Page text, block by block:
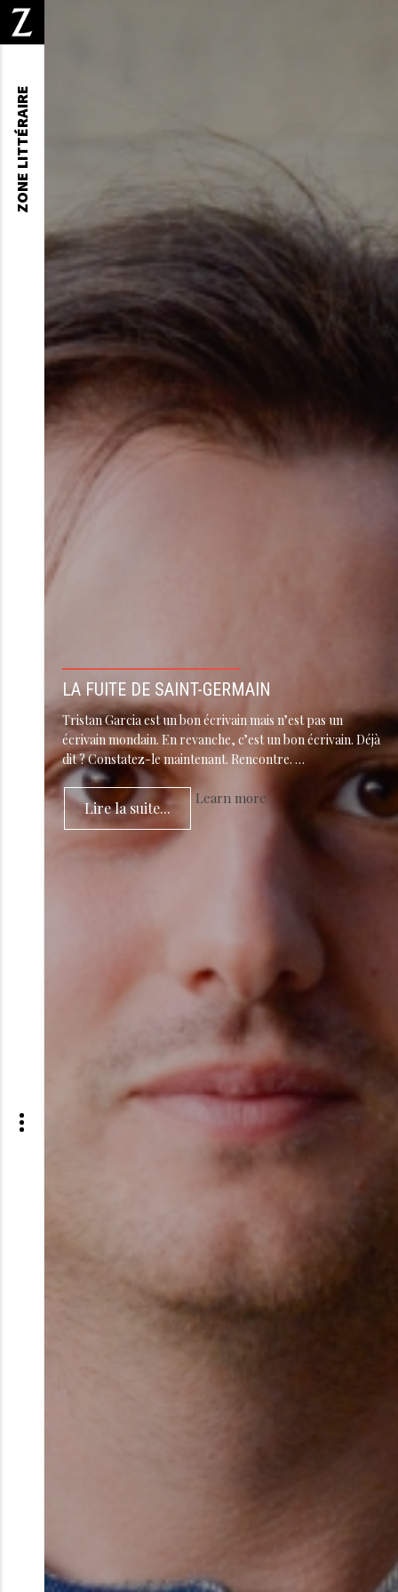
LA FUITE DE SAINT-GERMAIN
Tristan Garcia est un bon écrivain mais n’est pas un
écrivain mondain. En revanche, c’est un bon écrivain. Déjà
dit ? Constatez-le maintenant. Rencontre. …
Lire la suite...
Learn more
ZONE LITTÉRAIRE